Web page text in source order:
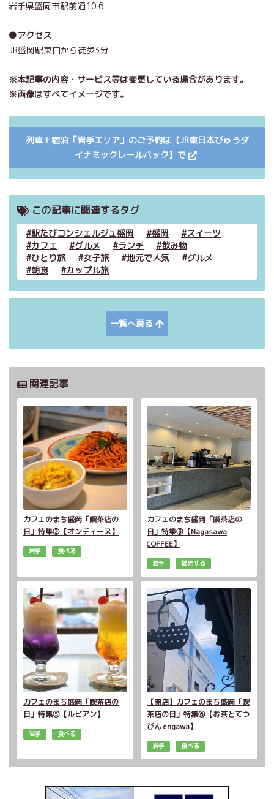
岩手県盛岡市駅前通10‐6
●アクセス
JR盛岡駅東口から徒歩3分
※本記事の内容・サービス等は変更している場合があります。
※画像はすべてイメージです。
列車＋宿泊「岩手エリア」のご予約は【JR東日本びゅうダ
イナミックレールパック】で
この記事に関連するタグ
駅たびコンシェルジュ盛岡 盛岡
スイーツ
カフェ
グルメ ランチ
飲み物
ひとり旅
女子旅 地元で人気
グルメ
朝食
カップル旅
一覧へ戻る
関連記事
カフェのまち盛岡「喫茶店の
日」特集②【オンディーヌ】
岩手 食べる
カフェのまち盛岡「喫茶店の
日」特集③【Nagasawa
COFFEE】
岩手 観光する
カフェのまち盛岡「喫茶店の
日」特集⑤【ルビアン】
岩手 食べる
【閉店】カフェのまち盛岡「喫
茶店の日」特集⑥【お茶とてつ
びん engawa】
岩手 食べる